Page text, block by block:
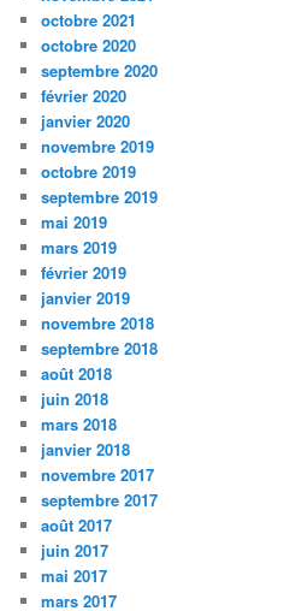
octobre 2021
octobre 2020
septembre 2020
février 2020
janvier 2020
novembre 2019
octobre 2019
septembre 2019
mai 2019
mars 2019
février 2019
janvier 2019
novembre 2018
septembre 2018
août 2018
juin 2018
mars 2018
janvier 2018
novembre 2017
septembre 2017
août 2017
juin 2017
mai 2017
mars 2017